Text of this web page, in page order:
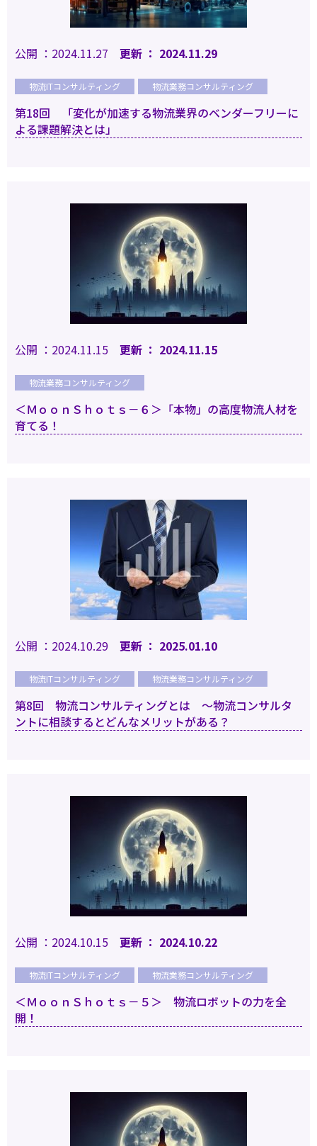
公開 ：2024.11.27 更新 ： 2024.11.29
物流ITコンサルティング 物流業務コンサルティング
第18回 「変化が加速する物流業界のベンダーフリーに
よる課題解決とは」
公開 ：2024.11.15 更新 ： 2024.11.15
物流業務コンサルティング
＜ＭｏｏｎＳｈｏｔｓ－６＞「本物」の高度物流人材を
育てる！
公開 ：2024.10.29 更新 ： 2025.01.10
物流ITコンサルティング 物流業務コンサルティング
第8回 物流コンサルティングとは ～物流コンサルタ
ントに相談するとどんなメリットがある？
公開 ：2024.10.15 更新 ： 2024.10.22
物流ITコンサルティング 物流業務コンサルティング
＜ＭｏｏｎＳｈｏｔｓ－５＞ 物流ロボットの力を全
開！